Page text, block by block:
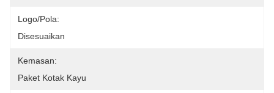
Logo/Pola:
Disesuaikan
Kemasan:
Paket Kotak Kayu